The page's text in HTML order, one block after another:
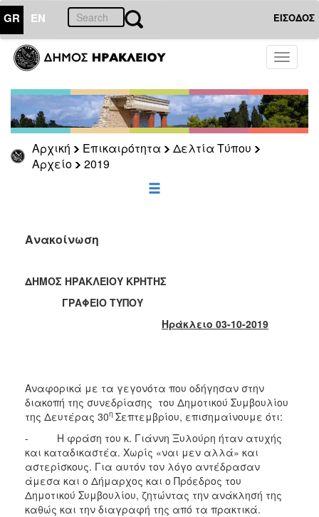
GR EN ΕΙΣΟΔΟΣ
Toggle
Αρχική Επικαιρότητα
Δελτία Τύπου
Αρχείο
2019
ΕΠΙΚΑΙΡΟΤΗΤΑ
Τύπου
Αρχείο
2026
2025
2021
2019
2018
2013
2012
2011
2010
2006
Ανακοίνωση
ΔΗΜΟΣ ΗΡΑΚΛΕΙΟΥ ΚΡΗΤΗΣ
ΓΡΑΦΕΙΟ ΤΥΠΟΥ
Ηράκλειο 03-10-2019
Αναφορικά με τα γεγονότα που οδήγησαν στην
διακοπή της συνεδρίασης του Δημοτικού Συμβουλίου
της Δευτέρας 30η Σεπτεμβρίου, επισημαίνουμε ότι:
- Η φράση του κ. Γιάννη Ξυλούρη ήταν ατυχής
και καταδικαστέα. Χωρίς «ναι μεν αλλά» και
αστερίσκους. Για αυτόν τον λόγο αντέδρασαν
άμεσα και ο Δήμαρχος και ο Πρόεδρος του
Δημοτικού Συμβουλίου, ζητώντας την ανάκλησή της
καθώς και την διαγραφή της από τα πρακτικά.